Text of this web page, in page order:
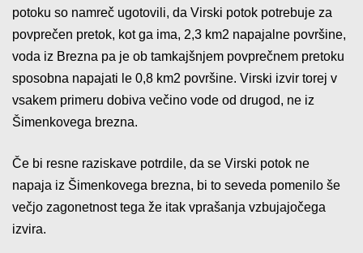
potoku so namreč ugotovili, da Virski potok potrebuje za
povprečen pretok, kot ga ima, 2,3 km2 napajalne površine,
voda iz Brezna pa je ob tamkajšnjem povprečnem pretoku
sposobna napajati le 0,8 km2 površine. Virski izvir torej v
vsakem primeru dobiva večino vode od drugod, ne iz
Šimenkovega brezna.
Če bi resne raziskave potrdile, da se Virski potok ne
napaja iz Šimenkovega brezna, bi to seveda pomenilo še
večjo zagonetnost tega že itak vprašanja vzbujajočega
izvira.